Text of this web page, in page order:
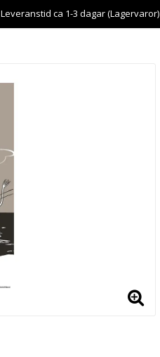
Leveranstid ca 1-3 dagar (Lagervaror)